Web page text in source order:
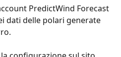
PredictWind Forecast
dati delle polari generate